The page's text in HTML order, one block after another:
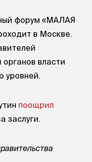
форум «МАЛАЯ
в Москве.
власти
уровней.
поощрил
заслуги.